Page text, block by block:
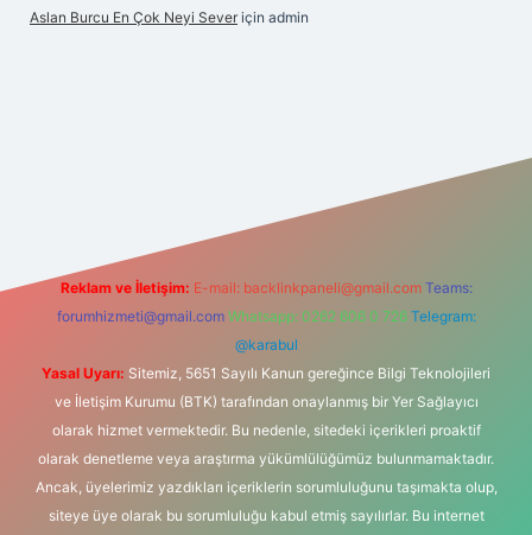
Aslan Burcu En Çok Neyi Sever için admin
Reklam ve İletişim: E-mail: backlinkpaneli@gmail.com Teams:
forumhizmeti@gmail.com Whatsapp: 0262 606 0 726 Telegram:
@karabul
Yasal Uyarı: Sitemiz, 5651 Sayılı Kanun gereğince Bilgi Teknolojileri
ve İletişim Kurumu (BTK) tarafından onaylanmış bir Yer Sağlayıcı
olarak hizmet vermektedir. Bu nedenle, sitedeki içerikleri proaktif
olarak denetleme veya araştırma yükümlülüğümüz bulunmamaktadır.
Ancak, üyelerimiz yazdıkları içeriklerin sorumluluğunu taşımakta olup,
siteye üye olarak bu sorumluluğu kabul etmiş sayılırlar. Bu internet